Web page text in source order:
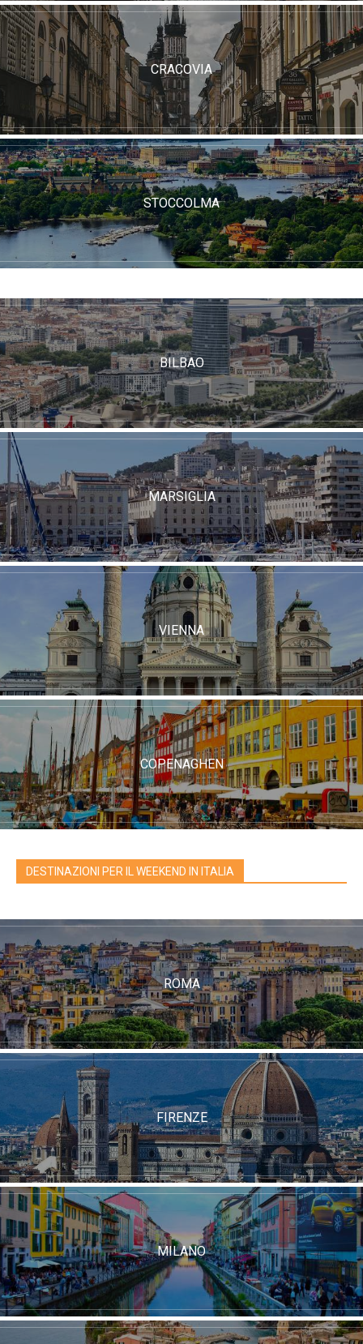
CRACOVIA
STOCCOLMA
BILBAO
MARSIGLIA
VIENNA
COPENAGHEN
DESTINAZIONI PER IL WEEKEND IN ITALIA
ROMA
FIRENZE
MILANO